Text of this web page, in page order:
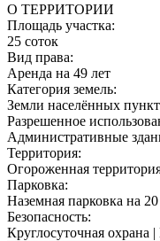
О ТЕРРИТОРИИ
Площадь участка:
25 соток
Вид права:
Аренда на 49 лет
Категория земель:
Земли населённых
Разрешенное
Административные
Территория:
Огороженная
Парковка:
Наземная парковка на
Безопасность:
Круглосуточная охрана